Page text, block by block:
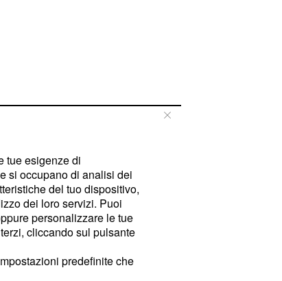
tue esigenze di
si occupano di analisi dei
del tuo dispositivo,
dei loro servizi. Puoi
personalizzare le tue
cliccando sul pulsante
predefinite che